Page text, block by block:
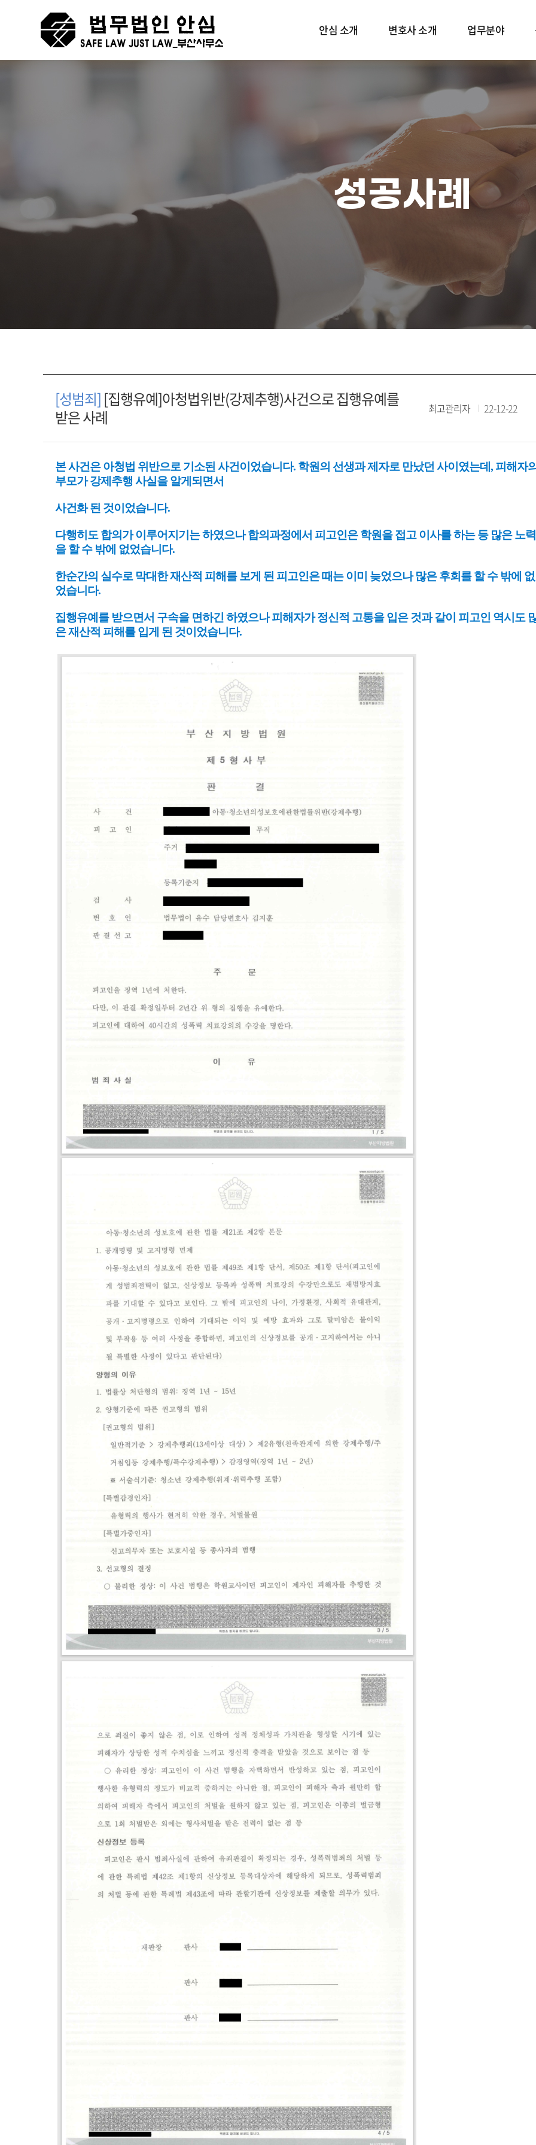
안심 소개 변호사 소개 업무분야
재산범죄
형사소송
보호프로그램
성공사례
[성범죄][집행유예]아청법위반(강제추행)사건으로 집행유예를
받은 사례
최고관리자 22-12-22
본 사건은 아청법 위반으로 기소된 사건이었습니다. 학원의 선생과 제자로 만났던 사이였는데, 피해자의
부모가 강제추행 사실을 알게되면서
사건화 된 것이었습니다.
다행히도 합의가 이루어지기는 하였으나 합의과정에서 피고인은 학원을 접고 이사를 하는 등 많은 노력
을 할 수 밖에 없었습니다.
한순간의 실수로 막대한 재산적 피해를 보게 된 피고인은 때는 이미 늦었으나 많은 후회를 할 수 밖에 없
었습니다.
집행유예를 받으면서 구속을 면하긴 하였으나 피해자가 정신적 고통을 입은 것과 같이 피고인 역시도
은 재산적 피해를 입게 된 것이었습니다.